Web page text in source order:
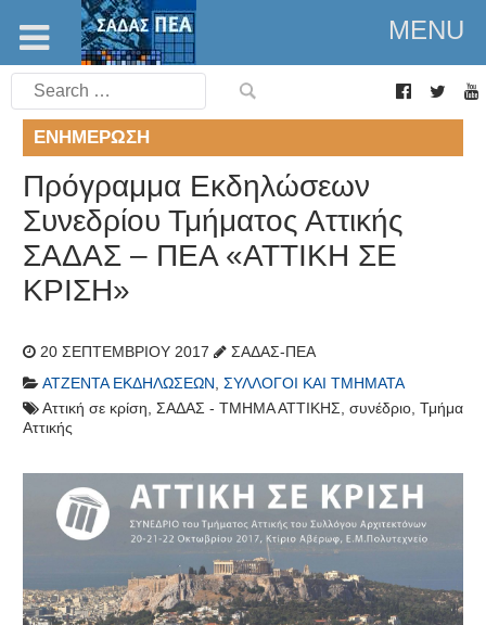
MENU
Search
for:
ΕΝΗΜΈΡΩΣΗ
Πρόγραμμα Εκδηλώσεων
Συνεδρίου Τμήματος Αττικής
ΣΑΔΑΣ – ΠΕΑ «ΑΤΤΙΚΗ ΣΕ
ΚΡΙΣΗ»
20 ΣΕΠΤΕΜΒΡΊΟΥ 2017
ΣΑΔΑΣ-ΠΕΑ
ΑΤΖΈΝΤΑ ΕΚΔΗΛΏΣΕΩΝ , ΣΎΛΛΟΓΟΙ ΚΑΙ ΤΜΉΜΑΤΑ
Αττική σε κρίση, ΣΑΔΑΣ - ΤΜΗΜΑ ΑΤΤΙΚΗΣ, συνέδριο, Τμήμα
Αττικής